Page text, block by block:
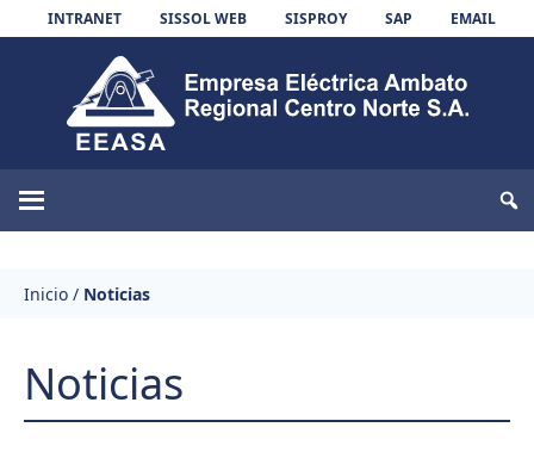
Skip to content
INTRANET SISSOL WEB SISPROY SAP EMAIL
EEASA
Inicio / Noticias
Noticias